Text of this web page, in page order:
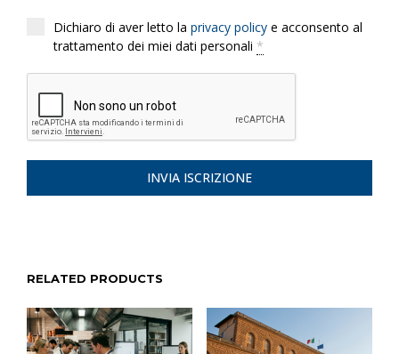
Dichiaro di aver letto la privacy policy e acconsento al
trattamento dei miei dati personali *
INVIA ISCRIZIONE
RELATED PRODUCTS